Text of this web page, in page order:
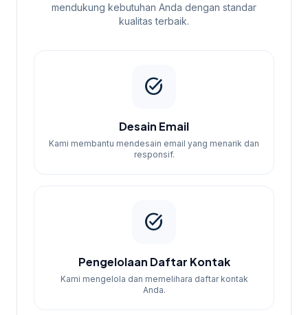
mendukung kebutuhan Anda dengan standar
kualitas terbaik.
task_alt
Desain Email
Kami membantu mendesain email yang menarik dan
responsif.
task_alt
Pengelolaan Daftar Kontak
Kami mengelola dan memelihara daftar kontak
Anda.